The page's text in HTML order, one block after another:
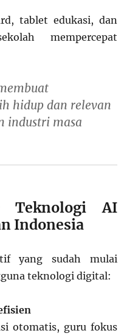
tablet edukasi, dan
mempercepat
hidup dan relevan
industri masa
Teknologi AI
Indonesia
yang sudah mulai
teknologi digital:
otomatis, guru fokus